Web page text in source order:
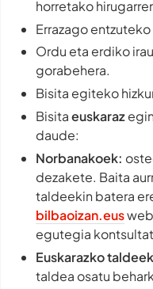
horretako
Errazago
Ordu eta erdiko
gorabehera.
Bisita egiteko
Bisitaeuskaraz
daude:
Norbanakoek:
dezakete. Baita
taldeekin batera
bilbaoizan.eus
egutegia
Euskarazko
taldea osatu